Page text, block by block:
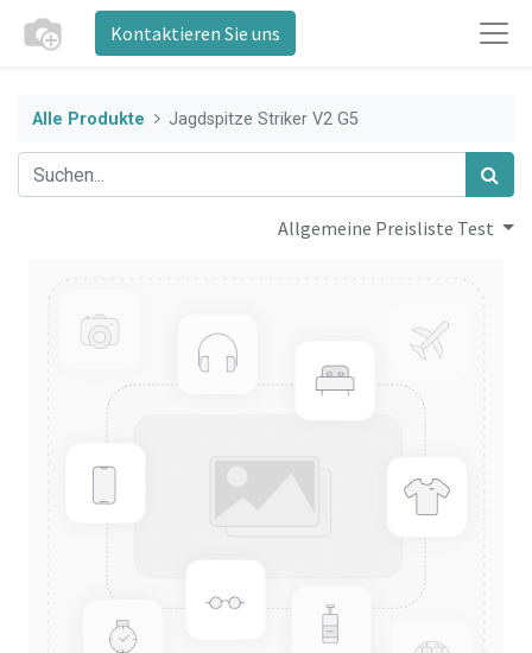
Kontaktieren Sie uns
Alle Produkte Jagdspitze Striker V2 G5
Allgemeine Preisliste Test